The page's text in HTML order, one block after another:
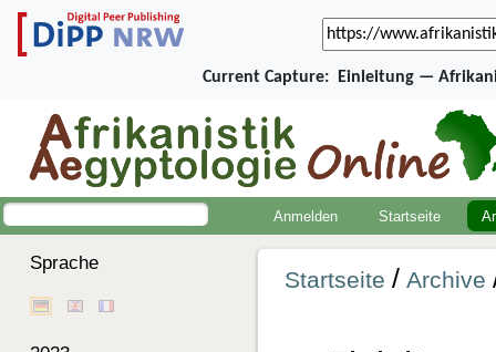
Current Capture: Einleitung —